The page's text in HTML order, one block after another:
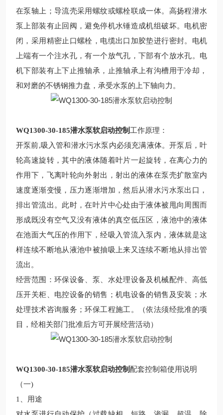
在泵轴上；导流壳采用螺纹或螺栓联成一体。高扬程潜水
泵上部装有止回阀，避免停机水锤造成机组破坏。电机密
闭，采用精密止口螺栓，电缆出口加胶垫进行密封。电机
上端有一个注水孔，有一个放气孔，下部有个放水孔。电
机下部装有上下止推轴承，止推轴承上有沟槽用于冷却，
和对磨的不锈钢推力盘，承受水泵的上下轴向力。
WQ1300-30-185潜水泵软启动控制 工作原理：
开泵前,吸入管和潜水污水泵内必须充满液体。开泵后，叶
轮高速旋转，其中的液体随着叶片一起旋转，在离心力的
作用下，飞离叶轮向外射出，射出的液体在泵壳扩散室内
速度逐渐变慢，压力逐渐增加，然后从潜水污水泵出口，
排出管流出。此时，在叶片中心处由于液体被甩向周围而
形成既没有空气又没有液体的真空低压区，液池中的液体
在池面大气压的作用下，经吸入管流入泵内，液体就是这
样连续不断地从液池中被抽吸上来又连续不断地从排出管
流出 。
经营范围：环保设备、泵、水处理设备及机械配件、高低
压开关柜、电控设备的销售；机电设备的销售及安装；水
处理技术咨询服务；环保工程施工。（依法须经批准的项
目，经相关部门批准后方可开展经营活动）
WQ1300-30-185潜水泵软启动控制 配套控制箱使用说明
（一)
1、用途